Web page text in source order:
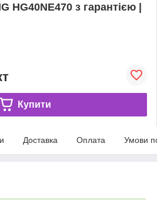
HG40NE470 з гарантією |
Купити
Доставка Оплата Умови